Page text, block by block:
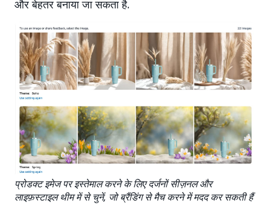
और बेहतर बनाया जा सकता है.
प्रोडक्ट इमेज पर इस्तेमाल करने के लिए दर्जनों सीज़नल और
लाइफ़स्टाइल थीम में से चुनें, जो ब्रैंडिंग से मैच करने में मदद कर सकती हैं